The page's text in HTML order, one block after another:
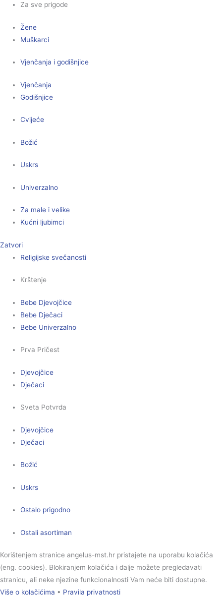
Za sve prigode
Žene
Muškarci
Vjenčanja i godišnjice
Vjenčanja
Godišnjice
Cvijeće
Božić
Uskrs
Univerzalno
Za male i velike
Kućni ljubimci
Zatvori
Religijske svečanosti
Krštenje
Bebe Djevojčice
Bebe Dječaci
Bebe Univerzalno
Prva Pričest
Djevojčice
Dječaci
Sveta Potvrda
Djevojčice
Dječaci
Božić
Uskrs
Ostalo prigodno
Ostali asortiman
Korištenjem stranice angelus-mst.hr pristajete na uporabu kolačića
(eng. cookies). Blokiranjem kolačića i dalje možete pregledavati
stranicu, ali neke njezine funkcionalnosti Vam neće biti dostupne.
Više o kolačićima • Pravila privatnosti